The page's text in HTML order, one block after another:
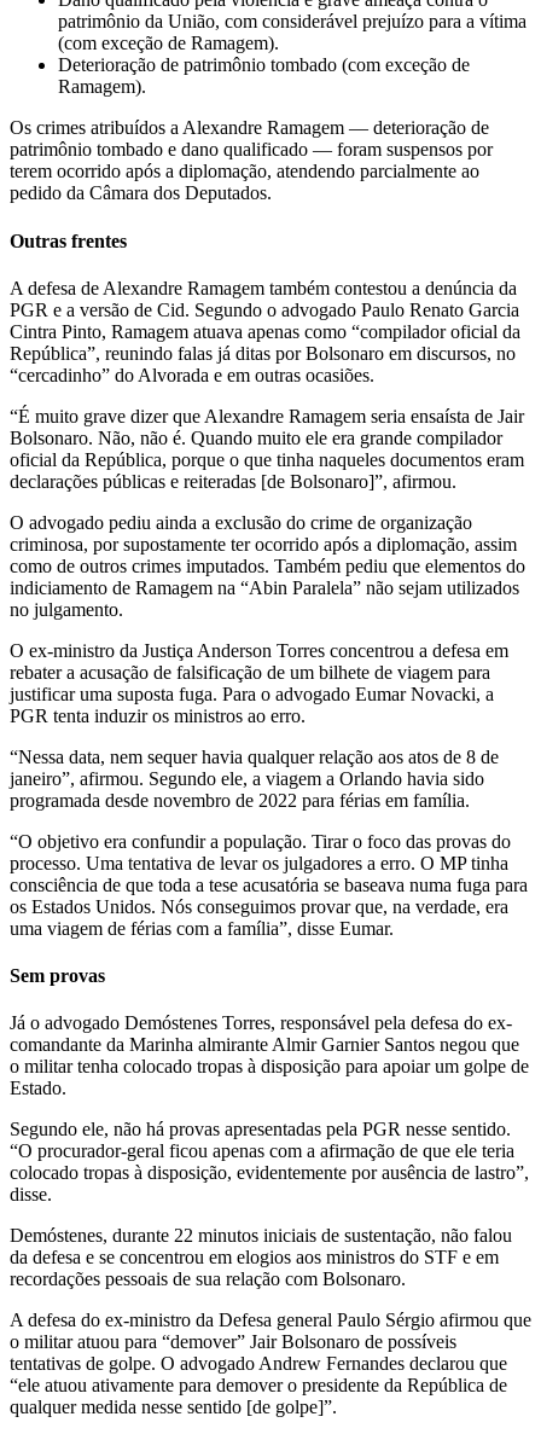
patrimônio da União, com considerável prejuízo para a vítima
(com exceção de Ramagem).
Deterioração de patrimônio tombado (com exceção de
Ramagem).
Os crimes atribuídos a Alexandre Ramagem — deterioração de
patrimônio tombado e dano qualificado — foram suspensos por
terem ocorrido após a diplomação, atendendo parcialmente ao
pedido da Câmara dos Deputados.
Outras frentes
A defesa de Alexandre Ramagem também contestou a denúncia da
PGR e a versão de Cid. Segundo o advogado Paulo Renato Garcia
Cintra Pinto, Ramagem atuava apenas como “compilador oficial da
República”, reunindo falas já ditas por Bolsonaro em discursos, no
“cercadinho” do Alvorada e em outras ocasiões.
“É muito grave dizer que Alexandre Ramagem seria ensaísta de Jair
Bolsonaro. Não, não é. Quando muito ele era grande compilador
oficial da República, porque o que tinha naqueles documentos eram
declarações públicas e reiteradas [de Bolsonaro]”, afirmou.
O advogado pediu ainda a exclusão do crime de organização
criminosa, por supostamente ter ocorrido após a diplomação, assim
como de outros crimes imputados. Também pediu que elementos do
indiciamento de Ramagem na “Abin Paralela” não sejam utilizados
no julgamento.
O ex-ministro da Justiça Anderson Torres concentrou a defesa em
rebater a acusação de falsificação de um bilhete de viagem para
justificar uma suposta fuga. Para o advogado Eumar Novacki, a
PGR tenta induzir os ministros ao erro.
“Nessa data, nem sequer havia qualquer relação aos atos de 8 de
janeiro”, afirmou. Segundo ele, a viagem a Orlando havia sido
programada desde novembro de 2022 para férias em família.
“O objetivo era confundir a população. Tirar o foco das provas do
processo. Uma tentativa de levar os julgadores a erro. O MP tinha
consciência de que toda a tese acusatória se baseava numa fuga para
os Estados Unidos. Nós conseguimos provar que, na verdade, era
uma viagem de férias com a família”, disse Eumar.
Sem provas
Já o advogado Demóstenes Torres, responsável pela defesa do ex-
comandante da Marinha almirante Almir Garnier Santos negou que
o militar tenha colocado tropas à disposição para apoiar um golpe de
Estado.
Segundo ele, não há provas apresentadas pela PGR nesse sentido.
“O procurador-geral ficou apenas com a afirmação de que ele teria
colocado tropas à disposição, evidentemente por ausência de lastro”,
disse.
Demóstenes, durante 22 minutos iniciais de sustentação, não falou
da defesa e se concentrou em elogios aos ministros do STF e em
recordações pessoais de sua relação com Bolsonaro.
A defesa do ex-ministro da Defesa general Paulo Sérgio afirmou que
o militar atuou para “demover” Jair Bolsonaro de possíveis
tentativas de golpe. O advogado Andrew Fernandes declarou que
“ele atuou ativamente para demover o presidente da República de
qualquer medida nesse sentido [de golpe]”.